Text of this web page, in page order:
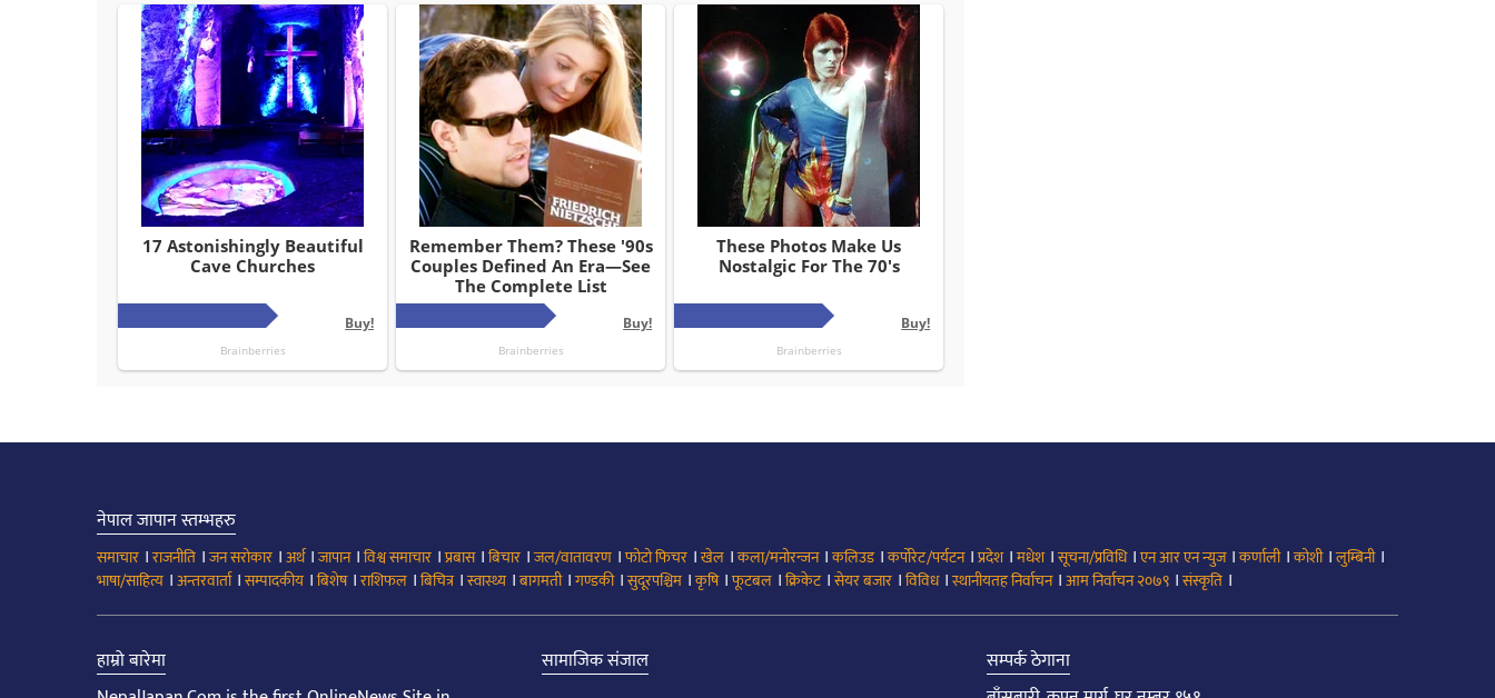
नेपाल जापान स्तम्भहरु
समाचार ।राजनीति ।जन सरोकार ।अर्थ।जापान।विश्व समाचार ।प्रबास।बिचार ।जल/वातावरण ।फोटो फिचर ।खेल ।कला/मनोरन्जन।कलिउड।कर्पोरेट/पर्यटन।प्रदेश।मधेश।सूचना/प्रविधि।एन आर एन न्युज।कर्णाली।कोशी।लुम्बिनी।
भाषा/साहित्य ।अन्तरवार्ता।सम्पादकीय ।बिशेष।राशिफल ।बिचित्र।स्वास्थ्य ।बागमती।गण्डकी।सुदूरपश्चिम ।कृषि।फूटबल ।क्रिकेट।सेयर बजार ।विविध।स्थानीयतह निर्वाचन।आम निर्वाचन २०७९ ।संस्कृति ।
हाम्रो बारेमा
सामाजिक संजाल
सम्पर्क ठेगाना